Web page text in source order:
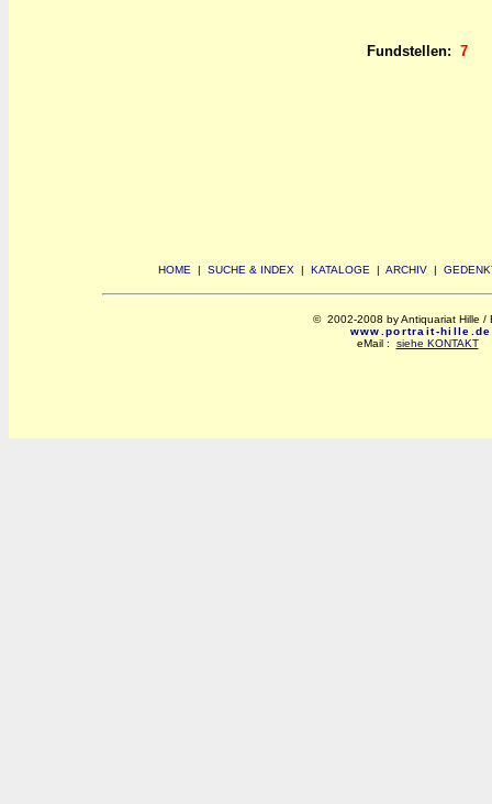
Fundstellen: 7
HOME | SUCHE & INDEX | KATALOGE | ARCHIV |
© 2002-2008 by Antiquariat Hille /
www.portrait-hille.de
eMail : siehe KONTAKT